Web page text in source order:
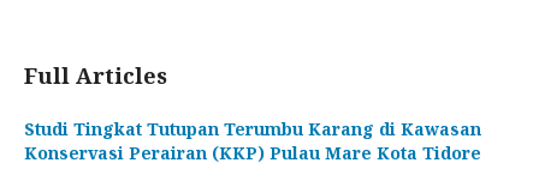
Full Articles
Studi Tingkat Tutupan Terumbu Karang di Kawasan
Konservasi Perairan (KKP) Pulau Mare Kota Tidore